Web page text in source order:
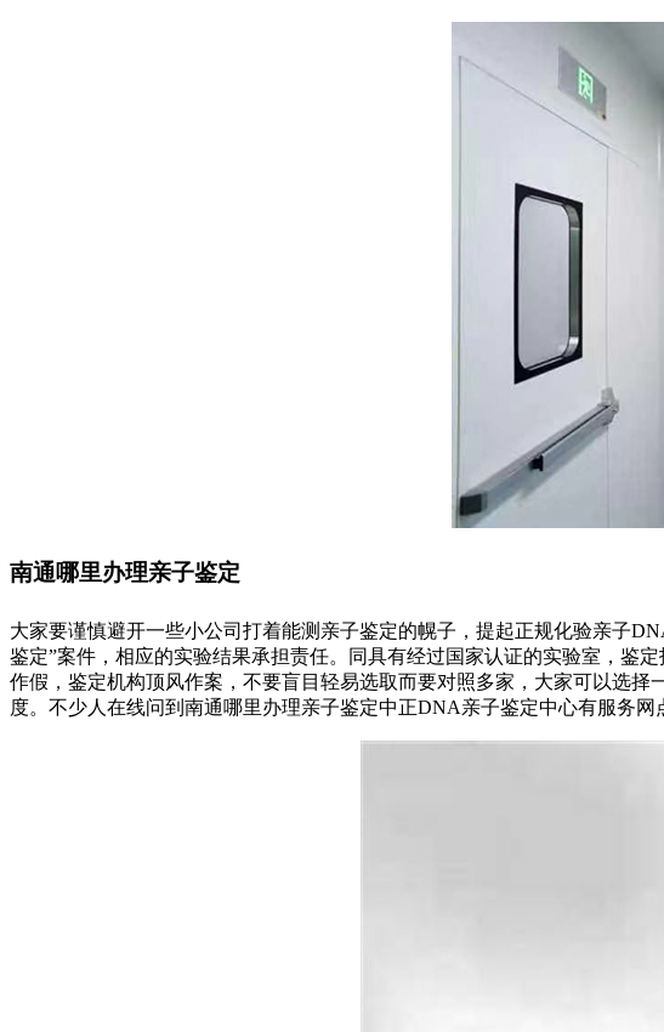
南通哪里办理亲子鉴定
大家要谨慎避开一些小公司打着能测亲子鉴定的幌子，提起正规化验亲子
鉴定”案件，相应的实验结果承担责任。同具有经过国家认证的实验室，鉴
作假，鉴定机构顶风作案，不要盲目轻易选取而要对照多家，大家可以选
度。不少人在线问到南通哪里办理亲子鉴定中正DNA亲子鉴定中心有服务